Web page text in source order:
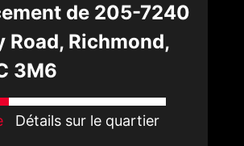
de 205-7240
Road, Richmond,
3M6
Détails sur le quartier